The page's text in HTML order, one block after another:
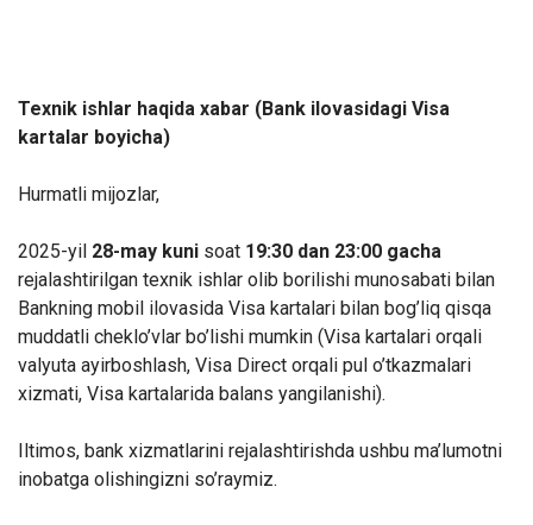
Texnik ishlar haqida xabar (Bank ilovasidagi Visa
kartalar boyicha)
Hurmatli mijozlar,
2025-yil 28-may kuni soat 19:30 dan 23:00 gacha
rejalashtirilgan texnik ishlar olib borilishi munosabati bilan
Bankning mobil ilovasida Visa kartalari bilan bog’liq qisqa
muddatli cheklo’vlar bo’lishi mumkin (Visa kartalari orqali
valyuta ayirboshlash, Visa Direct orqali pul o’tkazmalari
xizmati, Visa kartalarida balans yangilanishi).
Iltimos, bank xizmatlarini rejalashtirishda ushbu ma’lumotni
inobatga olishingizni so’raymiz.